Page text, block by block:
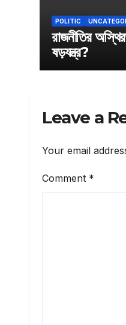
POLITIC
রাজনীতির
ষড়যন্ত্র?
Leave a
Your email
Comment *